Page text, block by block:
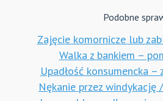
Podobne
Zajęcie komornicze lub
Walka z bankiem –
Upadłość konsumencka
Nękanie przez windykację